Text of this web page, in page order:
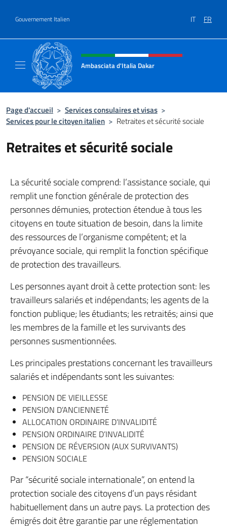
Gouvernement Italien IT FR
Site Web, social et en-tête de
Ambasciata d'Italia Dakar
Page d'accueil > Services consulaires et visas >
Services pour le citoyen italien > Retraites et sécurité sociale
Retraites et sécurité sociale
La sécurité sociale comprend: l’assistance sociale, qui
remplit une fonction générale de protection des
personnes démunies, protection étendue à tous les
citoyens en toute situation de besoin, dans la limite
des ressources de l’organisme compétent; et la
prévoyance sociale, qui remplit la fonction spécifique
de protection des travailleurs.
Les personnes ayant droit à cette protection sont: les
travailleurs salariés et indépendants; les agents de la
fonction publique; les étudiants; les retraités; ainsi que
les membres de la famille et les survivants des
personnes susmentionnées.
Les principales prestations concernant les travailleurs
salariés et indépendants sont les suivantes:
PENSION DE VIEILLESSE
PENSION D’ANCIENNETÉ
ALLOCATION ORDINAIRE D’INVALIDITÉ
PENSION ORDINAIRE D’INVALIDITÉ
PENSION DE RÉVERSION (AUX SURVIVANTS)
PENSION SOCIALE
Par “sécurité sociale internationale”, on entend la
protection sociale des citoyens d’un pays résidant
habituellement dans un autre pays. La protection des
émigrés doit être garantie par une réglementation